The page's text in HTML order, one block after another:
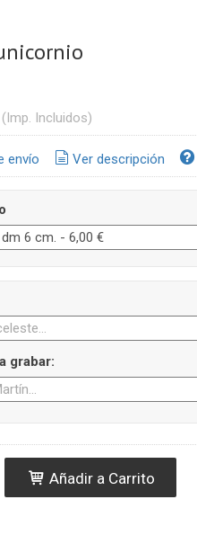
(Imp. Incluidos)
envío Ver descripción
grabar:
Añadir a Carrito